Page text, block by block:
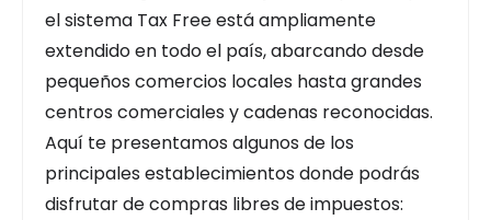
el sistema Tax Free está ampliamente
extendido en todo el país, abarcando desde
pequeños comercios locales hasta grandes
centros comerciales y cadenas reconocidas.
Aquí te presentamos algunos de los
principales establecimientos donde podrás
disfrutar de compras libres de impuestos: